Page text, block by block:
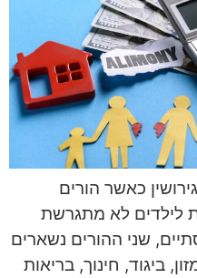
כאשר הורים
לילדים לא מתגרשת
שני ההורים נשארים
ביגוד, חינוך, בריאות